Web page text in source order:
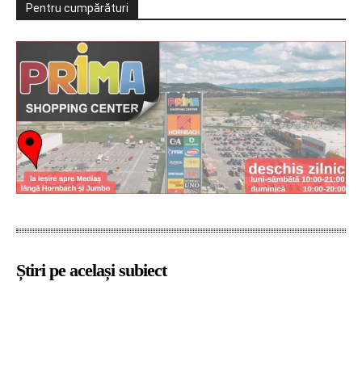
Pentru cumpărături
Știri pe același subiect